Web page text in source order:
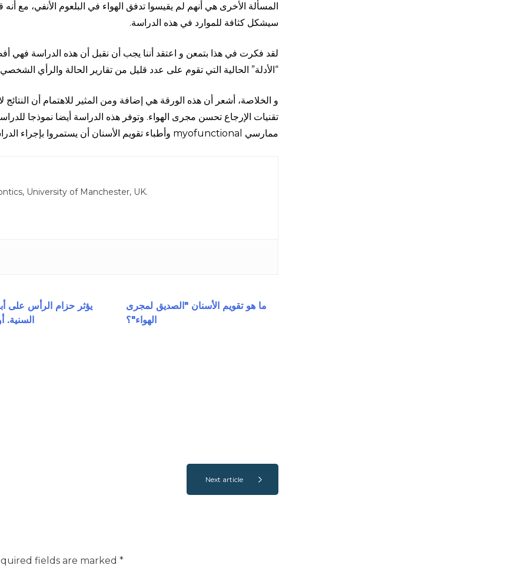
المسألة الأخرى هي أنهم لم يقيسوا تدفق الهواء في البلعوم الأنفي، مع
سيشكل كثافة للموارد في هذه الدراسة.
لقد فكرت في هذا بتمعن و اعتقد أننا يجب أن نقبل أن هذه الدراسة
“الأدلة” الحالية التي تقوم على عدد قليل من تقارير الحالة والرأي
و الخلاصة، أشعر أن هذه الورقة هي إضافة ومن المثير للاهتمام أن النتائج
تقنيات الإرجاع تحسن مجرى الهواء. وتوفر هذه الدراسة أيضا نموذجا
ممارسي myofunctional وأطباء تقويم الأسنان أن يستمروا بإجراء الدراسات؟ حتى ذلك الحين هذا أفضل ما لدينا.
University of Manchester, UK.
يؤثر حزام الرأس على
السنية.
ما هو تقويم الأسنان "الصديق لمجرى
الهواء"؟
Next article
fields are marked *